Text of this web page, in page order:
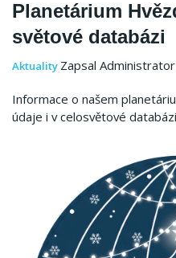
Planetárium
světové databázi
Aktuality Zapsal
Informace o našem
údaje i v celosvětové